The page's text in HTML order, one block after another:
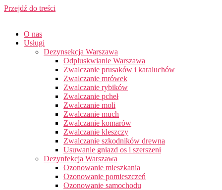
Przejdź do treści
O nas
Usługi
Dezynsekcja Warszawa
Odpluskwianie Warszawa
Zwalczanie prusaków i karaluchów
Zwalczanie mrówek
Zwalczanie rybików
Zwalczanie pcheł
Zwalczanie moli
Zwalczanie much
Zwalczanie komarów
Zwalczanie kleszczy
Zwalczanie szkodników drewna
Usuwanie gniazd os i szerszeni
Dezynfekcja Warszawa
Ozonowanie mieszkania
Ozonowanie pomieszczeń
Ozonowanie samochodu